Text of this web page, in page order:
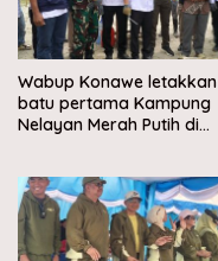
Wabup Konawe letakkan
batu pertama Kampung
Nelayan Merah Putih di